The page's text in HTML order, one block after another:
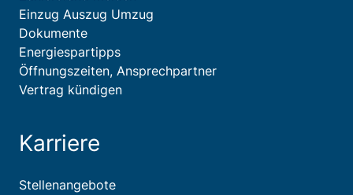
Einzug Auszug Umzug
Dokumente
Energiespartipps
Öffnungszeiten, Ansprechpartner
Vertrag kündigen
Karriere
Stellenangebote